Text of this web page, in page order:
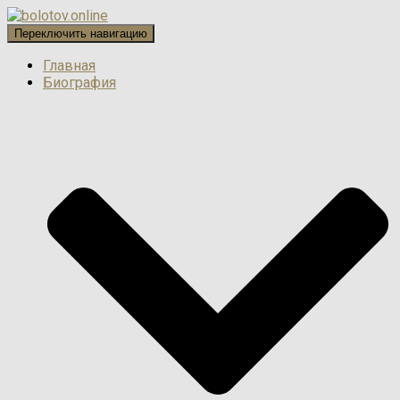
Переключить навигацию
Главная
Биография